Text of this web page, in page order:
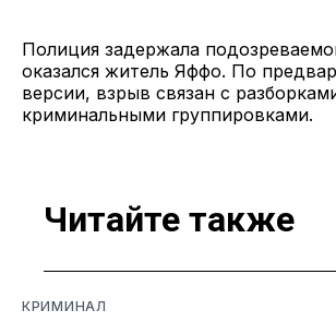
Полиция задержала
оказался житель Яффо. По
версии, взрыв связан с
криминальными группировками.
Читайте также
КРИМИНАЛ